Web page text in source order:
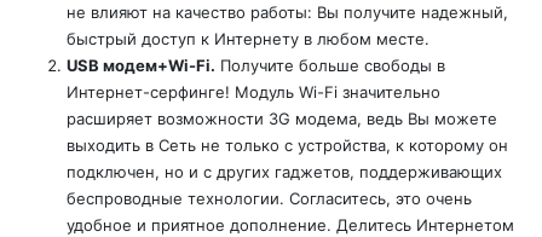
не влияют на качество работы: Вы получите надежный,
быстрый доступ к Интернету в любом месте.
USB модем+Wi-Fi. Получите больше свободы в
Интернет-серфинге! Модуль Wi-Fi значительно
расширяет возможности 3G модема, ведь Вы можете
выходить в Сеть не только с устройства, к которому он
подключен, но и с других гаджетов, поддерживающих
беспроводные технологии. Согласитесь, это очень
удобное и приятное дополнение. Делитесь Интернетом